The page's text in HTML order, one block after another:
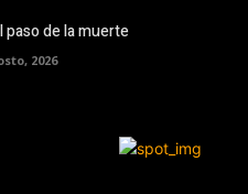
paso de la muerte
2026